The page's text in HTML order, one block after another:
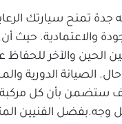
جدة تمنح سيارتك
والاعتمادية. حيث
بين الحين والآخر
الصيانة الدورية
ستضمن بأن كل
وجه.بفضل الفنيين